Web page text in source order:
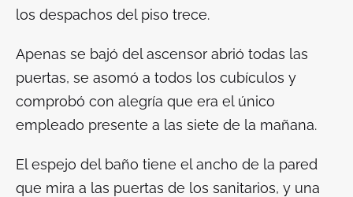
los despachos del piso trece.
Apenas se bajó del ascensor abrió todas las
puertas, se asomó a todos los cubículos y
comprobó con alegría que era el único
empleado presente a las siete de la mañana.
El espejo del baño tiene el ancho de la pared
que mira a las puertas de los sanitarios, y una